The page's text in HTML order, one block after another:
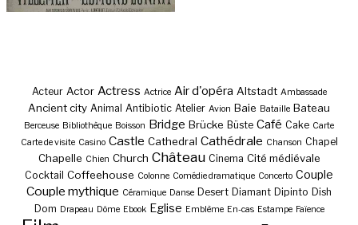
Acteur Actor Actress Actrice Air d'opéra Altstadt Ambassade
Ancient city Animal Antibiotic Atelier Avion Baie Bataille Bateau
Berceuse Bibliothèque Boisson Bridge Brücke Büste Café Cake Carte
Carte de visite Casino Castle Cathedral Cathédrale Chanson Chapel
Chapelle Chien Church Château Cinema Cité médiévale
Cocktail Coffeehouse Colonne Comédie dramatique Concerto Couple
Couple mythique Céramique Danse Desert Diamant Dipinto Dish
Dom Drapeau Dôme Ebook Eglise Emblème En-cas Estampe Faïence